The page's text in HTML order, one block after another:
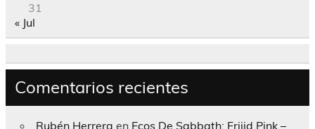
31
« Jul
Comentarios recientes
Rubén Herrera en Ecos De Sabbath; Frijid Pink –